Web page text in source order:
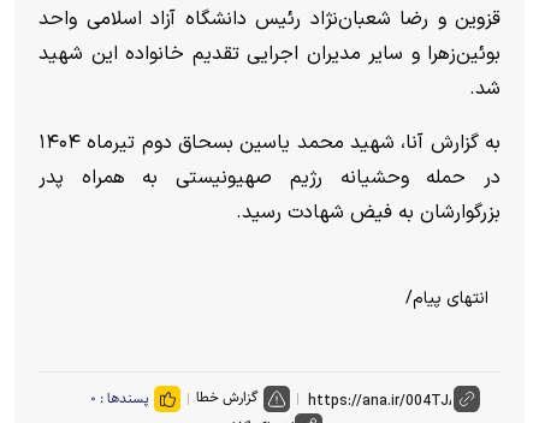
قزوین و رضا شعبان‌نژاد رئیس دانشگاه آزاد اسلامی واحد
بوئین‌زهرا و سایر مدیران اجرایی تقدیم خانواده‌ این شهید
شد.
به گزارش آنا، شهید محمد یاسین بسحاق دوم تیرماه ۱۴۰۴
در حمله‌ وحشیانه‌ رژیم صهیونیستی به همراه پدر
بزرگوارشان به فیض شهادت رسید.
انتهای پیام/
گزارش خطا پسندها : ۰